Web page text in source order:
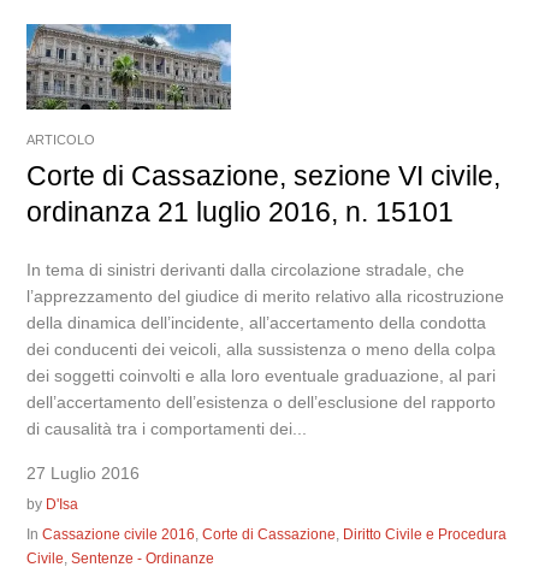
ARTICOLO
Corte di Cassazione, sezione VI civile,
ordinanza 21 luglio 2016, n. 15101
In tema di sinistri derivanti dalla circolazione stradale, che
l’apprezzamento del giudice di merito relativo alla ricostruzione
della dinamica dell’incidente, all’accertamento della condotta
dei conducenti dei veicoli, alla sussistenza o meno della colpa
dei soggetti coinvolti e alla loro eventuale graduazione, al pari
dell’accertamento dell’esistenza o dell’esclusione del rapporto
di causalità tra i comportamenti dei...
27 Luglio 2016
by D'Isa
InCassazione civile 2016,Corte di Cassazione, Diritto Civile e Procedura
Civile,Sentenze - Ordinanze